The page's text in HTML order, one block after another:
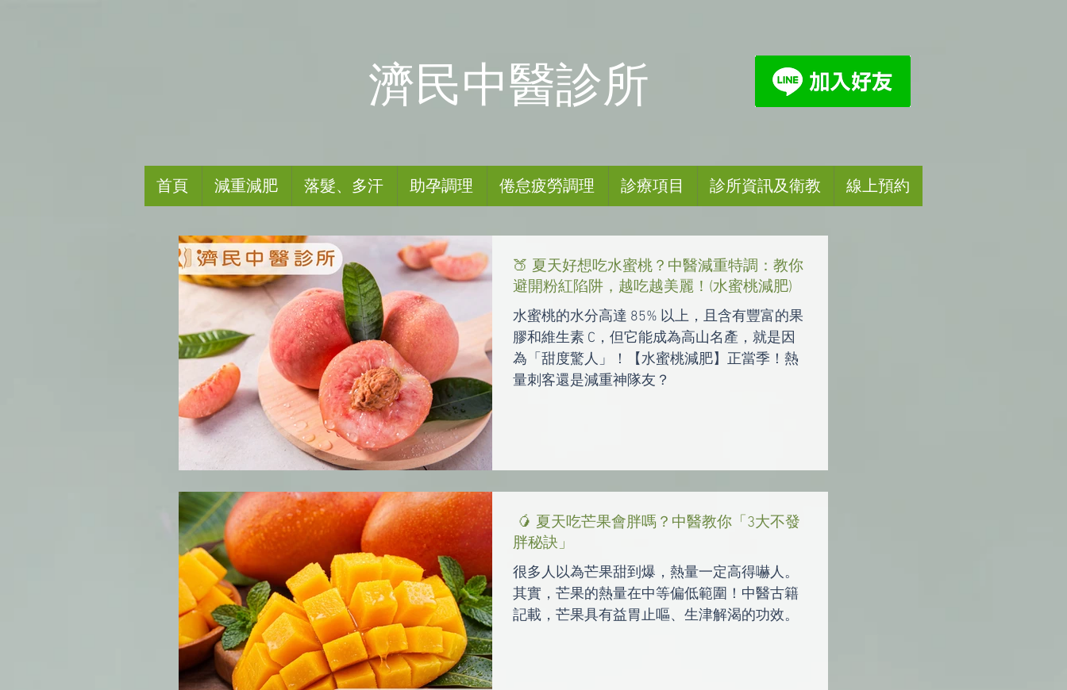
​濟民中醫診所
首頁 減重減肥 落髮、多汗 助孕調理 倦怠疲勞調理 診療項目 診所資訊及衛教 線上預約
🍑 夏天好想吃水蜜桃？中醫減重特調：教你
避開粉紅陷阱，越吃越美麗！(水蜜桃減肥)
水蜜桃的水分高達 85% 以上，且含有豐富的果
膠和維生素 C，但它能成為高山名產，就是因
為「甜度驚人」！【水蜜桃減肥】正當季！熱
量刺客還是減重神隊友？
🥭 夏天吃芒果會胖嗎？中醫教你「3大不發
胖秘訣」
很多人以為芒果甜到爆，熱量一定高得嚇人。
其實，芒果的熱量在中等偏低範圍！中醫古籍
記載，芒果具有益胃止嘔、生津解渴的功效。